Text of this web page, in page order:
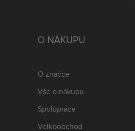
O NÁKUPU
O značce
Vše o nákupu
Spolupráce
Velkoobchod